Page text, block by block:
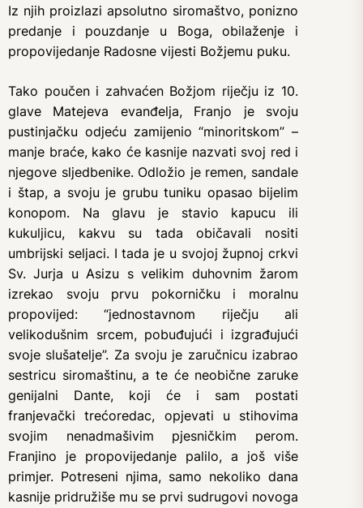
Iz njih proizlazi apsolutno siromaštvo, ponizno
predanje i pouzdanje u Boga, obilaženje i
propovijedanje Radosne vijesti Božjemu puku.
Tako poučen i zahvaćen Božjom riječju iz 10.
glave Matejeva evanđelja, Franjo je svoju
pustinjačku odjeću zamijenio “minoritskom” –
manje braće, kako će kasnije nazvati svoj red i
njegove sljedbenike. Odložio je remen, sandale
i štap, a svoju je grubu tuniku opasao bijelim
konopom. Na glavu je stavio kapucu ili
kukuljicu, kakvu su tada običavali nositi
umbrijski seljaci. I tada je u svojoj župnoj crkvi
Sv. Jurja u Asizu s velikim duhovnim žarom
izrekao svoju prvu pokorničku i moralnu
propovijed: “jednostavnom riječju ali
velikodušnim srcem, pobuđujući i izgrađujući
svoje slušatelje”. Za svoju je zaručnicu izabrao
sestricu siromaštinu, a te će neobične zaruke
genijalni Dante, koji će i sam postati
franjevački trećoredac, opjevati u stihovima
svojim nenadmašivim pjesničkim perom.
Franjino je propovijedanje palilo, a još više
primjer. Potreseni njima, samo nekoliko dana
kasnije pridružiše mu se prvi sudrugovi novoga